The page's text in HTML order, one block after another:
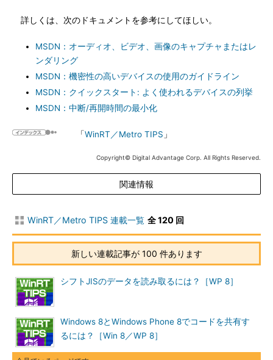
詳しくは、次のドキュメントを参考にしてほしい。
MSDN：オーディオ、ビデオ、画像のキャプチャまたはレ
ンダリング
MSDN：機密性の高いデバイスの使用のガイドライン
MSDN：クイックスタート: よく使われるデバイスの列挙
MSDN：中断/再開時間の最小化
「WinRT／Metro TIPS 」
Copyright© Digital Advantage Corp. All Rights Reserved.
関連情報
WinRT／Metro TIPS 連載一覧 全 120 回
新しい連載記事が 100 件あります
シフトJISのデータを読み取るには？［WP 8］
Windows 8とWindows Phone 8でコードを共有す
るには？［Win 8／WP 8］